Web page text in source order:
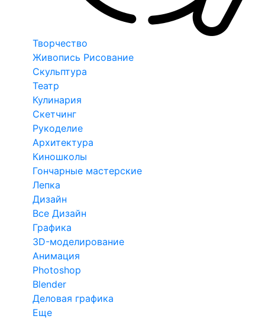
Творчество
Живопись Рисование
Скульптура
Театр
Кулинария
Скетчинг
Рукоделие
Архитектура
Киношколы
Гончарные мастерские
Лепка
Дизайн
Все Дизайн
Графика
3D-моделирование
Анимация
Photoshop
Blender
Деловая графика
Еще